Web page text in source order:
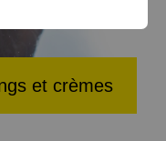
et crèmes